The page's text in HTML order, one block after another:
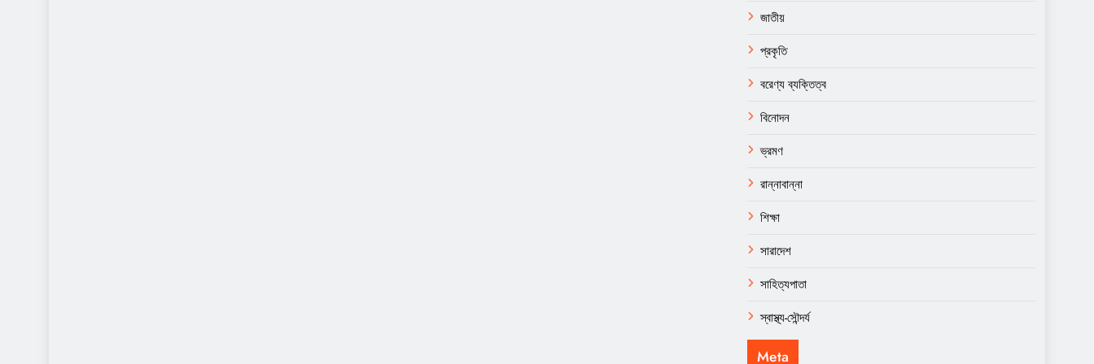
জাতীয়
প্রকৃতি
বরেণ্য ব্যক্তিত্ব
বিনোদন
ভ্রমণ
রান্নাবান্না
শিক্ষা
সারাদেশ
সাহিত্যপাতা
স্বাস্থ্য-সৌন্দর্য
Meta